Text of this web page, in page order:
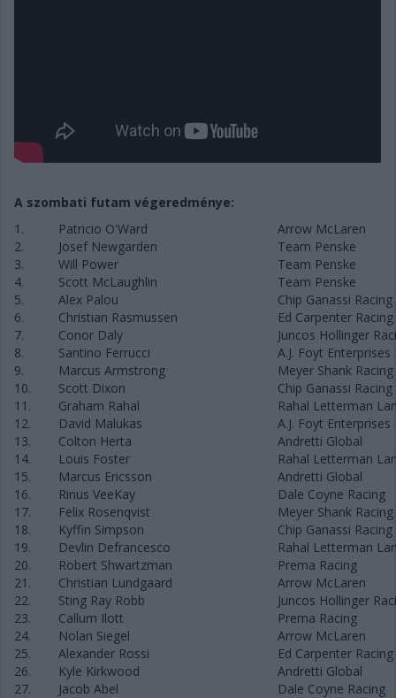
A szombati futam végeredménye:
1.
Patricio O'Ward
Arrow McLaren
2.
Josef Newgarden
Team Penske
3.
Will Power
Team Penske
4.
Scott McLaughlin
Team Penske
5.
Alex Palou
Chip Ganassi Racing
6.
Christian Rasmussen
Ed Carpenter Racing
7.
Conor Daly
Juncos Hollinger
8.
Santino Ferrucci
A.J. Foyt Enterprises
9.
Marcus Armstrong
Meyer Shank Racing
10.
Scott Dixon
Chip Ganassi Racing
11.
Graham Rahal
Rahal Letterman
12.
David Malukas
A.J. Foyt Enterprises
13.
Colton Herta
Andretti Global
14.
Louis Foster
Rahal Letterman
15.
Marcus Ericsson
Andretti Global
16.
Rinus VeeKay
Dale Coyne Racing
17.
Felix Rosenqvist
Meyer Shank Racing
18.
Kyffin Simpson
Chip Ganassi Racing
19.
Devlin Defrancesco
Rahal Letterman
20.
Robert Shwartzman
Prema Racing
21.
Christian Lundgaard
Arrow McLaren
22.
Sting Ray Robb
Juncos Hollinger
23.
Callum Ilott
Prema Racing
24.
Nolan Siegel
Arrow McLaren
25.
Alexander Rossi
Ed Carpenter Racing
26.
Kyle Kirkwood
Andretti Global
27.
Jacob Abel Dale Coyne Racing